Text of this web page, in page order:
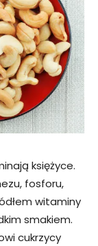
księżyce.
fosforu,
witaminy
smakiem.
cukrzycy